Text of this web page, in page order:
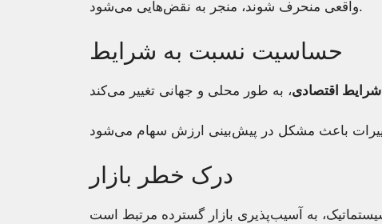
واقعی منحرف شوند، منجر به نقض‌هایی می‌شود.
حساسیت نسبت به شرایط
شرایط اقتصادی
درک خطر بازار